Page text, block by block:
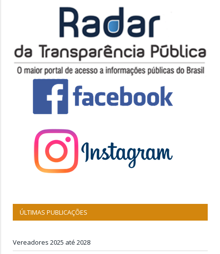
ÚLTIMAS PUBLICAÇÕES
Vereadores 2025 até 2028